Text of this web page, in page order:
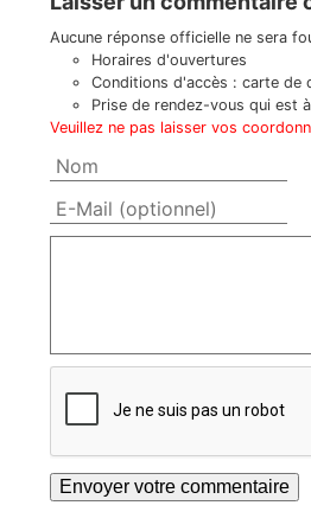
Aucune réponse officielle ne sera
Horaires d'ouvertures
Conditions d'accès : carte de
Prise de rendez-vous qui est
Veuillez ne pas laisser vos